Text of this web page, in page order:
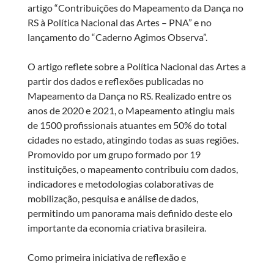
artigo “Contribuições do Mapeamento da Dança no
RS à Política Nacional das Artes – PNA” e no
lançamento do “Caderno Agimos Observa”.
O artigo reflete sobre a Política Nacional das Artes a
partir dos dados e reflexões publicadas no
Mapeamento da Dança no RS. Realizado entre os
anos de 2020 e 2021, o Mapeamento atingiu mais
de 1500 profissionais atuantes em 50% do total
cidades no estado, atingindo todas as suas regiões.
Promovido por um grupo formado por 19
instituições, o mapeamento contribuiu com dados,
indicadores e metodologias colaborativas de
mobilização, pesquisa e análise de dados,
permitindo um panorama mais definido deste elo
importante da economia criativa brasileira.
Como primeira iniciativa de reflexão e